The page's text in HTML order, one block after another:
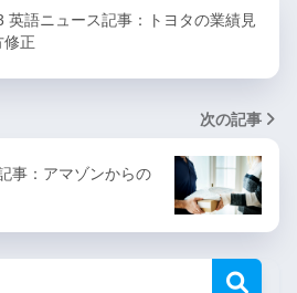
英語ニュース記事：トヨタの業績見
修正
次の記事
事：アマゾンからの